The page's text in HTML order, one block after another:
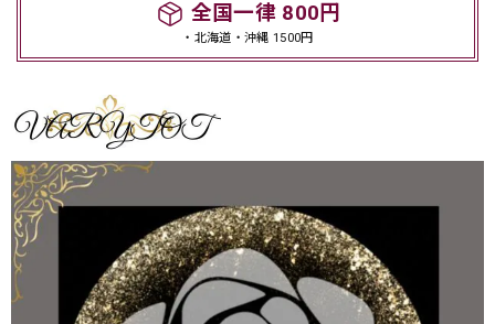
全国一律 800円
・北海道・沖縄 1500円